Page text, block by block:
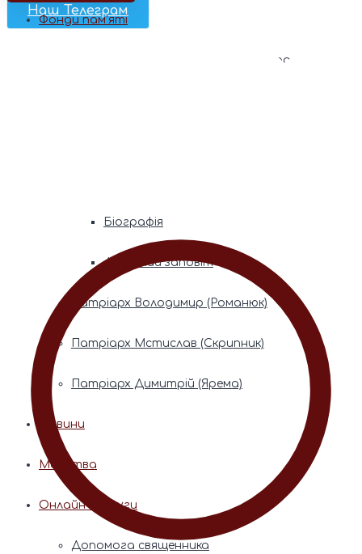
Наш Телеграм
Фонди пам’яті
Митрополита Володимира (Сабодана)
Біографія
Духовний заповіт
Патріарх Володимир (Романюк)
Патріарх Мстислав (Скрипник)
Патріарх Димитрій (Ярема)
Новини
Молитва
Онлайн послуги
Допомога священника